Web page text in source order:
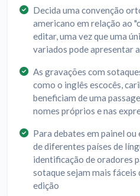
Decida uma convenção
americano em relação ao
editar, uma vez que uma
variados pode apresentar
As gravações com
como o inglês escocês,
beneficiam de uma
nomes próprios e nas
Para debates em painel
de diferentes países de
identificação de oradores
sotaque sejam mais fáceis
edição